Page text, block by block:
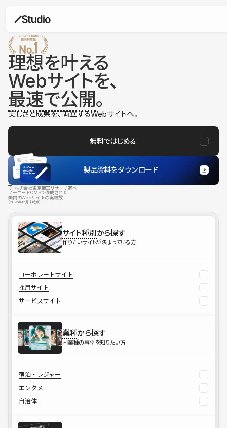
理想を叶える
Webサイトを、
最速で公開。
美しさと成果を、両立するWebサイトへ。
無料ではじめる
製品資料をダウンロード
※ 株式会社東京商工リサーチ調べ
ノーコードCMSで作成された
国内のWebサイトの実績数
（2025年12月末時点）
サイト種別から探す
作りたいサイトが決まっている方
コーポレートサイト
採用サイト
サービスサイト
業種から探す
同業種の事例を知りたい方
宿泊・レジャー
エンタメ
自治体